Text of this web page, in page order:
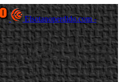
Elsotanoperdido.com -